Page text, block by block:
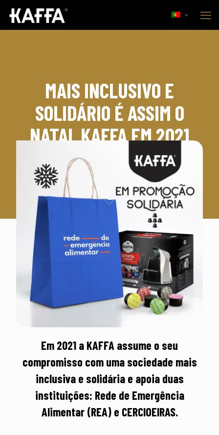
MAIS INCLUSIVO E
SOLIDÁRIO É ASSIM O
NATAL KAFFA EM 2021
2 de Dezembro, 2021 Corporate
Em 2021 a KAFFA assume o seu
compromisso com uma sociedade mais
inclusiva e solidária e apoia duas
instituições: Rede de Emergência
Alimentar (REA) e CERCIOEIRAS.